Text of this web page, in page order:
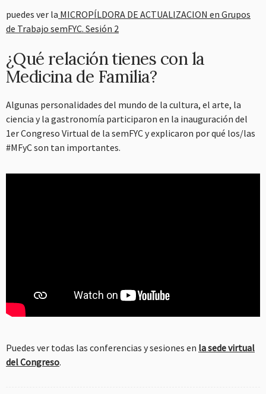
puedes ver la MICROPÍLDORA DE ACTUALIZACION en Grupos
de Trabajo semFYC. Sesión 2
¿Qué relación tienes con la
Medicina de Familia?
Algunas personalidades del mundo de la cultura, el arte, la
ciencia y la gastronomía participaron en la inauguración del
1er Congreso Virtual de la semFYC y explicaron por qué los/las
#MFyC son tan importantes.
Puedes ver todas las conferencias y sesiones en la sede virtual
del Congreso.